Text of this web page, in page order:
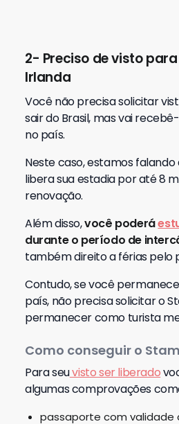
2- Preciso de visto
Irlanda
Você não precisa solicitar
sair do Brasil, mas vai
no país.
Neste caso, estamos falando
libera sua estadia por até 8
renovação.
Além disso,você poderá
durante o período de
também direito a férias pelo
Contudo, se você
país, não precisa solicitar o
permanecer como turista
Como conseguir o
Para seuvisto ser liberado
algumas comprovações
passaporte com validade